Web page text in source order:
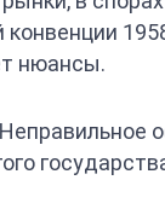
нюансы.